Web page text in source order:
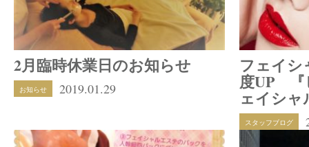
2月臨時休業日のお知らせ
お知らせ 2019.01.29
フェイシ
度UP 『
ェイシャ
スタッフブログ